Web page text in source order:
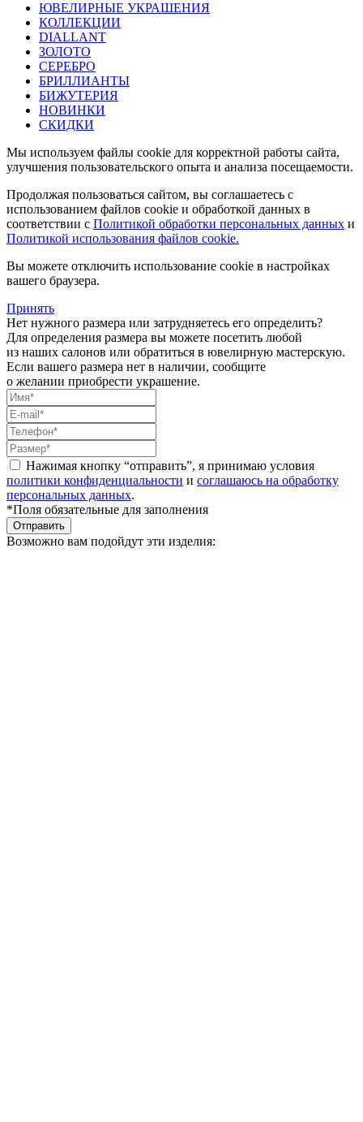
ЮВЕЛИРНЫЕ УКРАШЕНИЯ
КОЛЛЕКЦИИ
DIALLANT
ЗОЛОТО
СЕРЕБРО
БРИЛЛИАНТЫ
БИЖУТЕРИЯ
НОВИНКИ
СКИДКИ
Мы используем файлы cookie для корректной работы сайта,
улучшения пользовательского опыта и анализа посещаемости.
Продолжая пользоваться сайтом, вы соглашаетесь с
использованием файлов cookie и обработкой данных в
соответствии с Политикой обработки персональных данных и
Политикой использования файлов cookie.
Вы можете отключить использование cookie в настройках
вашего браузера.
Принять
Нет нужного размера или затрудняетесь его определить?
Для определения размера вы можете посетить любой
из наших салонов или обратиться в ювелирную мастерскую.
Если вашего размера нет в наличии, сообщите
о желании приобрести украшение.
Нажимая кнопку “отправить”, я принимаю условия
политики конфиденциальности и соглашаюсь на обработку
персональных данных.
*Поля обязательные для заполнения
Отправить
Возможно вам подойдут эти изделия: